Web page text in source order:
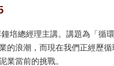
培總經理主講。講題為「循
的浪潮，而現在我們正經歷
業當前的挑戰。